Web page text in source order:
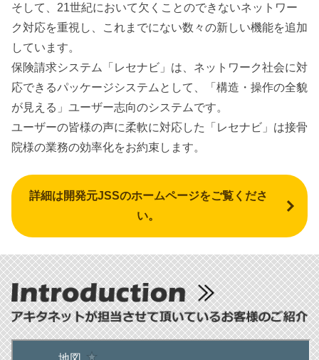
そして、21世紀において欠くことのできないネットワー
ク対応を重視し、これまでにない数々の新しい機能を追加
しています。
保険請求システム「レセナビ」は、ネットワーク社会に対
応できるパッケージシステムとして、「構造・操作の全貌
が見える」ユーザー志向のシステムです。
ユーザーの皆様の声に柔軟に対応した「レセナビ」は接骨
院様の業務の効率化をお約束します。
詳細は開発元JSSのホームページをご覧くださ
い。